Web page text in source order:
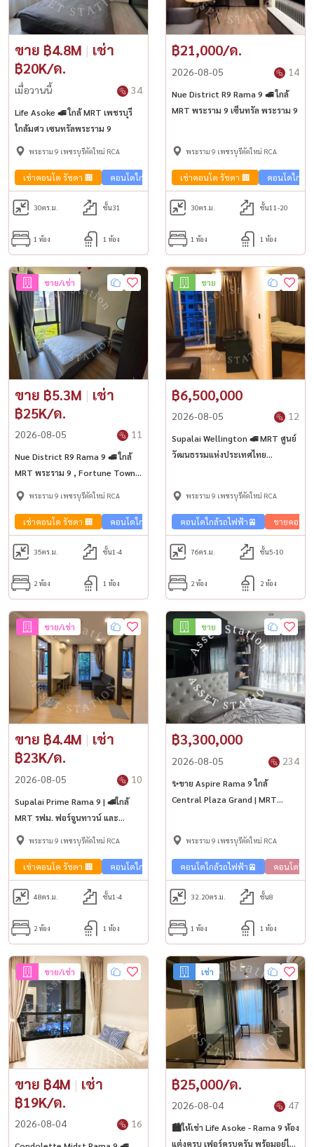
ขาย ฿4.8M | เช่า
฿20K/ด.
เมื่อวานนี้ 34
Life Asoke 🚅 ใกล้ MRT เพชรบุรี
ใกล้มศว เซนทรัลพระราม 9
พระราม 9 เพชรบุรีตัดใหม่ RCA
เช่าคอนโด รัชดา 🏢 คอนโดใกล้รถไฟฟ้า🚈
30ตร.ม. ชั้น31
1 ห้อง 1 ห้อง
฿21,000/ด.
2026-08-05 14
Nue District R9 Rama 9 🚅 ใกล้
MRT พระราม 9 เซ็นทรัล พระราม 9
พระราม 9 เพชรบุรีตัดใหม่ RCA
เช่าคอนโด รัชดา 🏢 คอนโดใกล้ร
30ตร.ม. ชั้น11-20
1 ห้อง 1 ห้อง
ขาย/เช่า
ขาย ฿5.3M | เช่า
฿25K/ด.
2026-08-05 11
Nue District R9 Rama 9 🚅 ใกล้
MRT พระราม 9 , Fortune Town
เซ็นทรัล พระราม 9
พระราม 9 เพชรบุรีตัดใหม่ RCA
เช่าคอนโด รัชดา 🏢 คอนโดใกล้รถไฟฟ้า🚈 ขายคอนโด รัชดา 🏢
35ตร.ม. ชั้น1-4
2 ห้อง 1 ห้อง
ขาย
฿6,500,000
2026-08-05 12
Supalai Wellington 🚅 MRT ศูนย์
วัฒนธรรมแห่งประเทศไทย
พระราม 9 เพชรบุรีตัดใหม่ RCA
คอนโดใกล้รถไฟฟ้า🚈 ขายคอนโ
76ตร.ม. ชั้น5-10
2 ห้อง 2 ห้อง
ขาย/เช่า
ขาย ฿4.4M | เช่า
฿23K/ด.
2026-08-05 10
Supalai Prime Rama 9 | 🚅ใกล้
MRT รฟม. ฟอร์จูนทาวน์ และ
ทางด่วนศรีรัช
พระราม 9 เพชรบุรีตัดใหม่ RCA
เช่าคอนโด รัชดา 🏢 คอนโดใกล้รถไฟฟ้า🚈 ขายคอนโด รัชดา 🏢
48ตร.ม. ชั้น1-4
2 ห้อง 1 ห้อง
ขาย
฿3,300,000
2026-08-05 234
✨ขาย Aspire Rama 9 ใกล้
Central Plaza Grand | MRT
พระราม 9 เพชรบุรีตัดใหม่ RCA
คอนโดใกล้รถไฟฟ้า🚈 คอนโดวิวเ
32.20ตร.ม. ชั้น8
1 ห้อง 1 ห้อง
ขาย/เช่า
ขาย ฿4M | เช่า
฿19K/ด.
2026-08-04 16
เช่า
฿25,000/ด.
2026-08-04 47
🏙️ให้เช่า Life Asoke - Rama 9 ห้อง
แต่งครบ เฟอร์ครบครัน พร้อมอยู่ได้